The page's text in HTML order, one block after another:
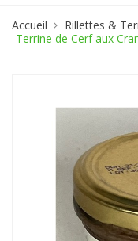
Accueil Rillettes &
Terrine de Cerf aux